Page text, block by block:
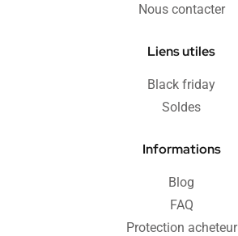
Nous contacter
Liens utiles
Black friday
Soldes
Informations
Blog
FAQ
Protection acheteur